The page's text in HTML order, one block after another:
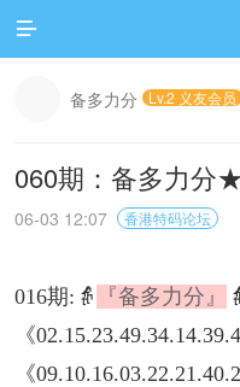

备多力分 Lv.2 义友会员
060期：备多力
06-03 12:07 香港特码论坛
016期:👵 『备多力分』
《
《